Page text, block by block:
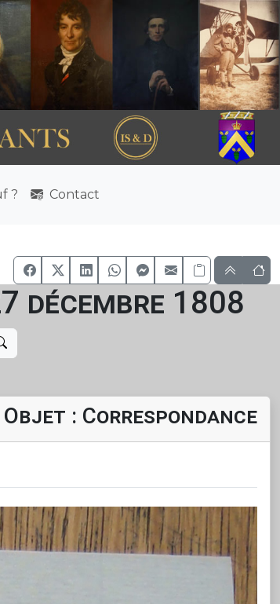
? Contact
décembre 1808
Objet : Correspondance